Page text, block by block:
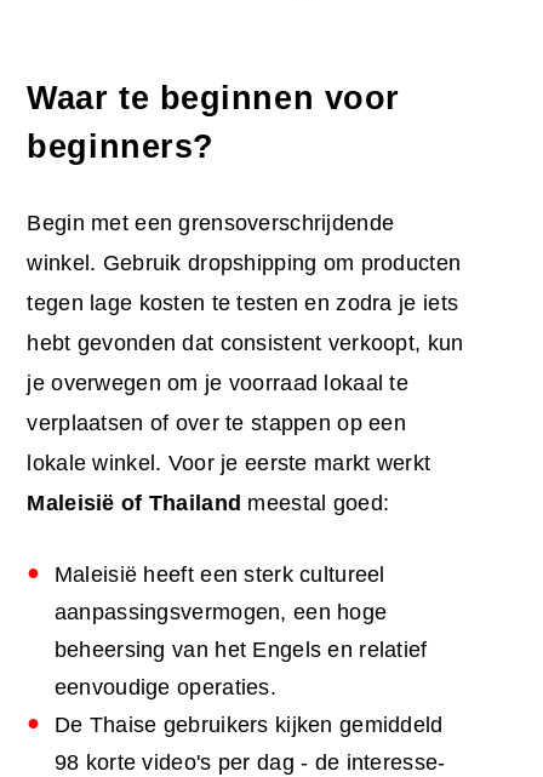
Waar te beginnen voor
beginners?
Begin met een grensoverschrijdende
winkel. Gebruik dropshipping om producten
tegen lage kosten te testen en zodra je iets
hebt gevonden dat consistent verkoopt, kun
je overwegen om je voorraad lokaal te
verplaatsen of over te stappen op een
lokale winkel. Voor je eerste markt werkt
Maleisië of Thailand meestal goed:
Maleisië heeft een sterk cultureel
aanpassingsvermogen, een hoge
beheersing van het Engels en relatief
eenvoudige operaties.
De Thaise gebruikers kijken gemiddeld
98 korte video's per dag - de interesse-